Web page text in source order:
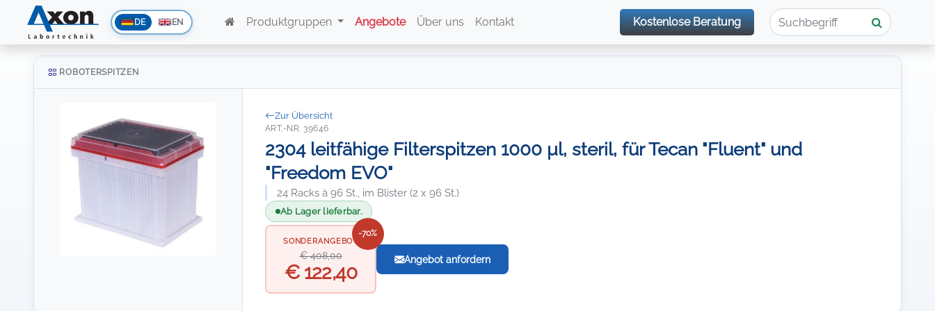
DE EN Produktgruppen Angebote Über uns Kontakt Kostenlose Beratung
ROBOTERSPITZEN
Zur Übersicht
ART.-NR. 39646
2304 leitfähige Filterspitzen 1000 µl, steril, für Tecan "Fluent" und
"Freedom EVO"
24 Racks à 96 St., im Blister (2 x 96 St.)
Ab Lager lieferbar.
-70%
SONDERANGEBOT
€ 408,00
€ 122,40
Angebot anfordern